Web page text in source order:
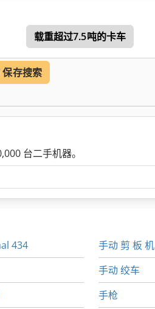
载重超过7.5吨的卡车
保存搜索
台二手机器。
434
手动 剪 板 机
手动 绞车
手枪